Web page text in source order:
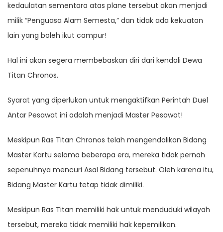
kedaulatan sementara atas plane tersebut akan menjadi
milik “Penguasa Alam Semesta,” dan tidak ada kekuatan
lain yang boleh ikut campur!
Hal ini akan segera membebaskan diri dari kendali Dewa
Titan Chronos.
Syarat yang diperlukan untuk mengaktifkan Perintah Duel
Antar Pesawat ini adalah menjadi Master Pesawat!
Meskipun Ras Titan Chronos telah mengendalikan Bidang
Master Kartu selama beberapa era, mereka tidak pernah
sepenuhnya mencuri Asal Bidang tersebut. Oleh karena itu,
Bidang Master Kartu tetap tidak dimiliki.
Meskipun Ras Titan memiliki hak untuk menduduki wilayah
tersebut, mereka tidak memiliki hak kepemilikan.